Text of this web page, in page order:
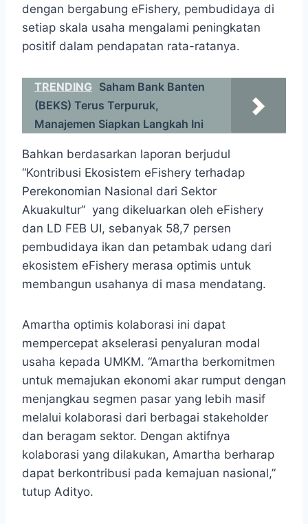
dengan bergabung eFishery, pembudidaya di
setiap skala usaha mengalami peningkatan
positif dalam pendapatan rata-ratanya.
TRENDING Saham Bank Banten
(BEKS) Terus Terpuruk,
Manajemen Siapkan Langkah Ini
Bahkan berdasarkan laporan berjudul
“Kontribusi Ekosistem eFishery terhadap
Perekonomian Nasional dari Sektor
Akuakultur” yang dikeluarkan oleh eFishery
dan LD FEB UI, sebanyak 58,7 persen
pembudidaya ikan dan petambak udang dari
ekosistem eFishery merasa optimis untuk
membangun usahanya di masa mendatang.
Amartha optimis kolaborasi ini dapat
mempercepat akselerasi penyaluran modal
usaha kepada UMKM. “Amartha berkomitmen
untuk memajukan ekonomi akar rumput dengan
menjangkau segmen pasar yang lebih masif
melalui kolaborasi dari berbagai stakeholder
dan beragam sektor. Dengan aktifnya
kolaborasi yang dilakukan, Amartha berharap
dapat berkontribusi pada kemajuan nasional,”
tutup Adityo.